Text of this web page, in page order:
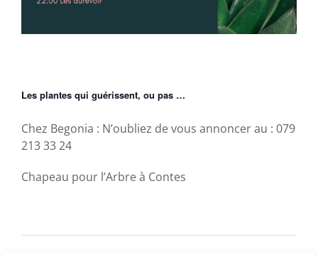
Les plantes qui guérissent, ou pas …
Chez Begonia : N’oubliez de vous annoncer au : 079
213 33 24
Chapeau pour l’Arbre à Contes